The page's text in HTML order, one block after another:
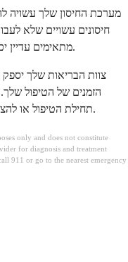
מערכת החיסון שלך עשויה
חיסונים עשויים שלא
מתאימים עדיין יכולה לספק הגנה מסוימת מפני זיהומים חמורים.
צוות הבריאות שלך יספק
הזמנים של הטיפול
תחילת הטיפול או להציע תזמון אופטימלי במהלך מהלך הטיפול שלך.
only and does not constitute
for diagnosis and treatment
911 or go to the nearest emergency